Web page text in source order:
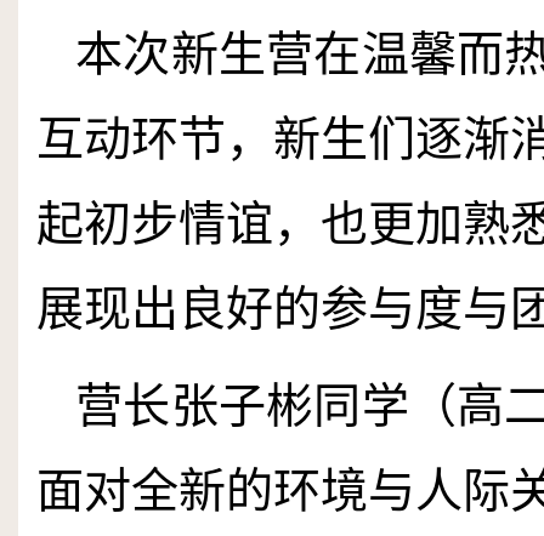
本次新生营在温馨而
互动环节，新生们逐渐
起初步情谊，也更加熟
展现出良好的参与度与
营长张子彬同学（高
面对全新的环境与人际